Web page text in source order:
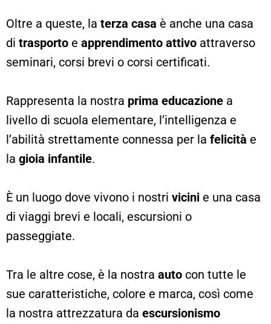
Oltre a queste, la terza casa è anche una casa
di trasporto e apprendimento attivo attraverso
seminari, corsi brevi o corsi certificati.
Rappresenta la nostra prima educazione a
livello di scuola elementare, l’intelligenza e
l’abilità strettamente connessa per la felicità e
la gioia infantile.
È un luogo dove vivono i nostri vicini e una casa
di viaggi brevi e locali, escursioni o
passeggiate.
Tra le altre cose, è la nostra auto con tutte le
sue caratteristiche, colore e marca, così come
la nostra attrezzatura da escursionismo